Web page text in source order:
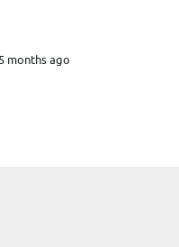
months ago